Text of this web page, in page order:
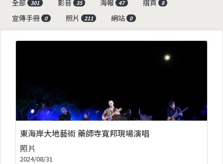
全部
301 影音 35 海報 47 摺頁 8
宣傳手冊 0 照片 211 網站 0
東海岸大地藝術 藥師寺寬邦現場演唱
照片
2024/08/31